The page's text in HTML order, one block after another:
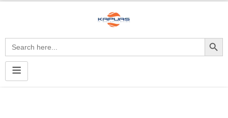
Search
for:
Search Button